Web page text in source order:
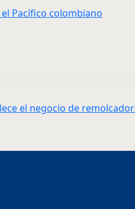
Pacífico colombiano
el negocio de